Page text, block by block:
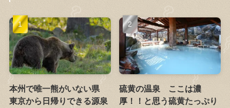
本州で唯一熊がいない県
東京から日帰りできる源泉
硫黄の温泉 ここは濃
厚！！と思う硫黄たっぷり